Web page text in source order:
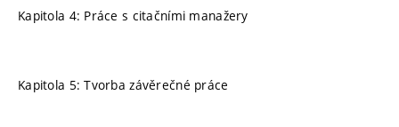
Kapitola 4: Práce s citačními manažery
Kapitola 5: Tvorba závěrečné práce